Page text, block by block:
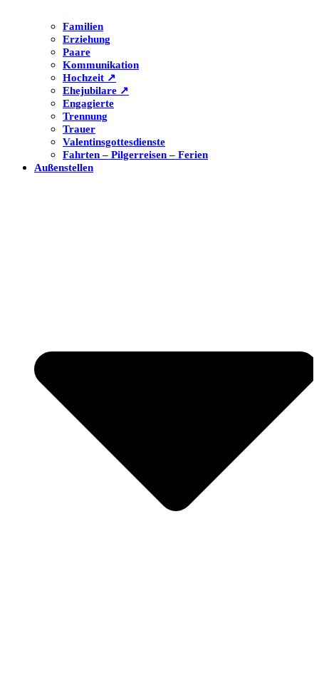
Familien
Erziehung
Paare
Kommunikation
Hochzeit ↗
Ehejubilare ↗
Engagierte
Trennung
Trauer
Valentinsgottesdienste
Fahrten – Pilgerreisen – Ferien
Außenstellen